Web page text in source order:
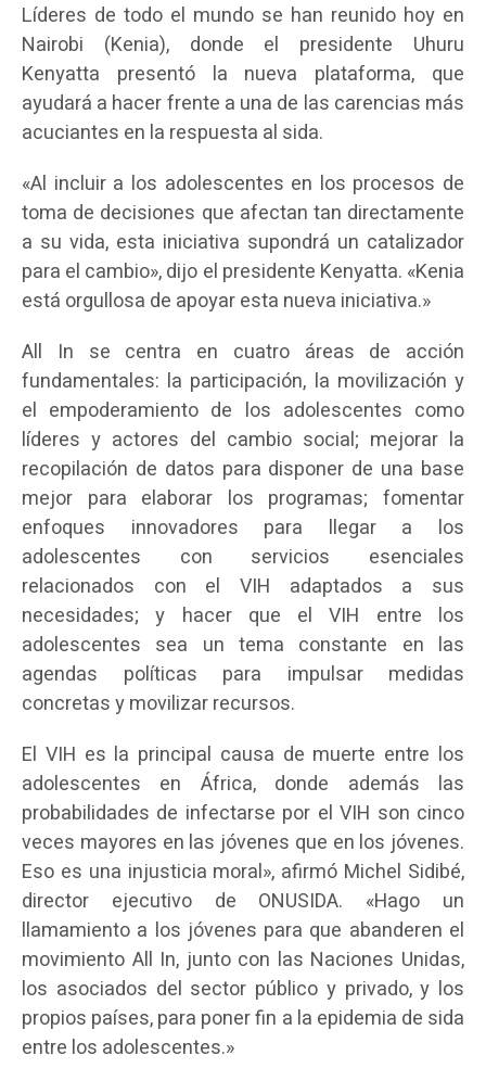
Líderes de todo el mundo se han reunido hoy en
Nairobi (Kenia), donde el presidente Uhuru
Kenyatta presentó la nueva plataforma, que
ayudará a hacer frente a una de las carencias más
acuciantes en la respuesta al sida.
«Al incluir a los adolescentes en los procesos de
toma de decisiones que afectan tan directamente
a su vida, esta iniciativa supondrá un catalizador
para el cambio», dijo el presidente Kenyatta. «Kenia
está orgullosa de apoyar esta nueva iniciativa.»
All In se centra en cuatro áreas de acción
fundamentales: la participación, la movilización y
el empoderamiento de los adolescentes como
líderes y actores del cambio social; mejorar la
recopilación de datos para disponer de una base
mejor para elaborar los programas; fomentar
enfoques innovadores para llegar a los
adolescentes con servicios esenciales
relacionados con el VIH adaptados a sus
necesidades; y hacer que el VIH entre los
adolescentes sea un tema constante en las
agendas políticas para impulsar medidas
concretas y movilizar recursos.
El VIH es la principal causa de muerte entre los
adolescentes en África, donde además las
probabilidades de infectarse por el VIH son cinco
veces mayores en las jóvenes que en los jóvenes.
Eso es una injusticia moral», afirmó Michel Sidibé,
director ejecutivo de ONUSIDA. «Hago un
llamamiento a los jóvenes para que abanderen el
movimiento All In, junto con las Naciones Unidas,
los asociados del sector público y privado, y los
propios países, para poner fin a la epidemia de sida
entre los adolescentes.»